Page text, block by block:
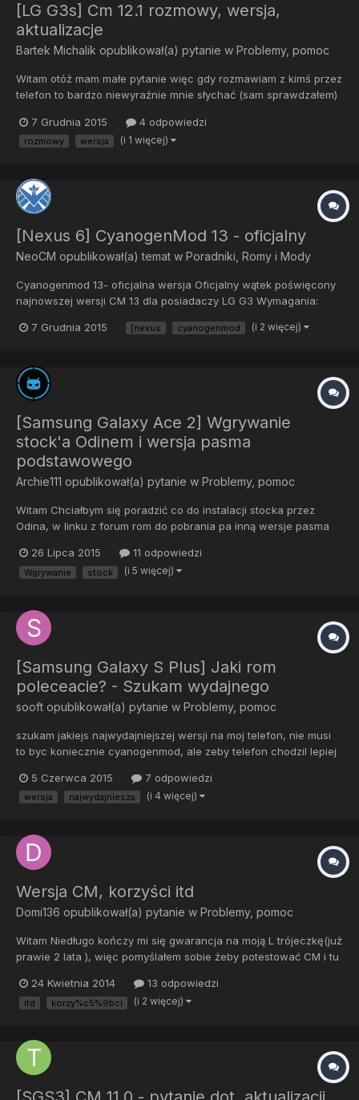
[LG G3s] Cm 12.1 rozmowy, wersja,
aktualizacje
Bartek Michalik opublikował(a) pytanie w Problemy, pomoc
Witam otóż mam małe pytanie więc gdy rozmawiam z kimś przez
telefon to bardzo niewyraźnie mnie słychać (sam sprawdzałem)
albo nie wyświetla mi patch nota albo pisze w nim tylko
"increased mic" następne pytanie to czy jest już jakaś pełna
7 Grudnia 2015 4 odpowiedzi
rozmowy wersja (i 1 więcej)
[Nexus 6] CyanogenMod 13 - oficjalny
NeoCM opublikował(a) temat w Poradniki, Romy i Mody
Cyanogenmod 13- oficjalna wersja Oficjalny wątek poświęcony
najnowszej wersji CM 13 dla posiadaczy LG G3 Wymagania:
Instalacja: Pobieramy ROM i Gapps Przenosimy pliki na telefon
7 Grudnia 2015 [nexus cyanogenmod (i 2 więcej)
[Samsung Galaxy Ace 2] Wgrywanie
stock'a Odinem i wersja pasma
podstawowego
Archie111 opublikował(a) pytanie w Problemy, pomoc
Witam Chciałbym się poradzić co do instalacji stocka przez
Odina, w linku z forum rom do pobrania pa inną wersje pasma
wgrać to nie będzie to błąd. Oprócz tego prosiłbym o
wyjaśnienie mi sprawy sterowników wymaganycg do obsługi
26 Lipca 2015 11 odpowiedzi
Wgrywanie stock (i 5 więcej)
[Samsung Galaxy S Plus] Jaki rom
poleceacie? - Szukam wydajnego
sooft opublikował(a) pytanie w Problemy, pomoc
szukam jakiejs najwydajniejszej wersji na moj telefon, nie musi
to byc koniecznie cyanogenmod, ale zeby telefon chodzil lepiej
5 Czerwca 2015 7 odpowiedzi
wersja najwydajniesza (i 4 więcej)
Wersja CM, korzyści itd
Domi136 opublikował(a) pytanie w Problemy, pomoc
Witam Niedługo kończy mi się gwarancja na moją L trójeczkę(już
prawie 2 lata ), więc pomyślałem sobie żeby potestować CM i tu
2. Czy dalej będzie mnie ograniczać z aplikacjami Pamięć
systemowa?(poniżej 200 MB :/) Chodzi mi o to czy mo...
24 Kwietnia 2014 13 odpowiedzi
itd korzy%c5%9bci (i 2 więcej)